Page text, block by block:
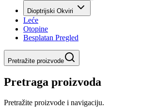
Dioptrijski Okviri
Leće
Otopine
Besplatan Pregled
Pretražite proizvode
Pretraga proizvoda
Pretražite proizvode i navigaciju.